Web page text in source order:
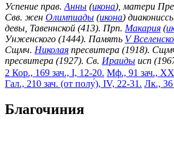
Успение прав. Анны (икона), матери
Свв. жен Олимпиады (икона)
девы, Тавеннской (413). Прп. Макария (
Унженского (1444). Память V
Сщмч. Николая пресвитера (1918).
пресвитера (1927). Св. Ираиды исп
2 Кор., 169 зач., I, 12-20. Мф., 91 зач.,
Гал., 210 зач. (от полу́), IV, 22-31. Лк., 36
Благочиния